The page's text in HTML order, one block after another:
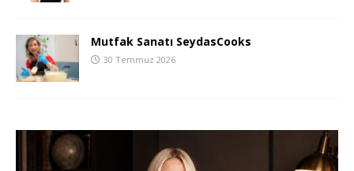
Mutfak Sanatı SeydasCooks
30 Temmuz 2026